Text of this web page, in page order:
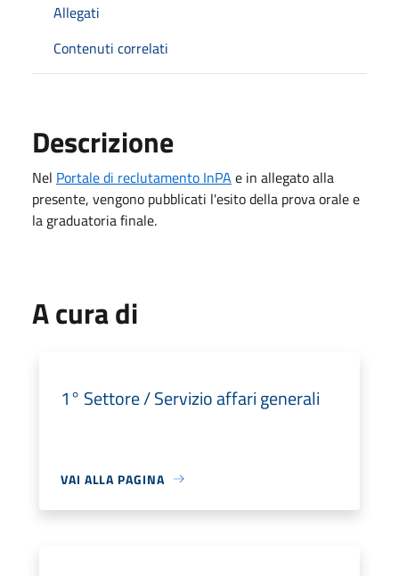
Allegati
Contenuti correlati
Descrizione
Nel Portale di reclutamento InPA e in allegato alla
presente, vengono pubblicati l'esito della prova orale e
la graduatoria finale.
A cura di
1° Settore / Servizio affari generali
VAI ALLA PAGINA